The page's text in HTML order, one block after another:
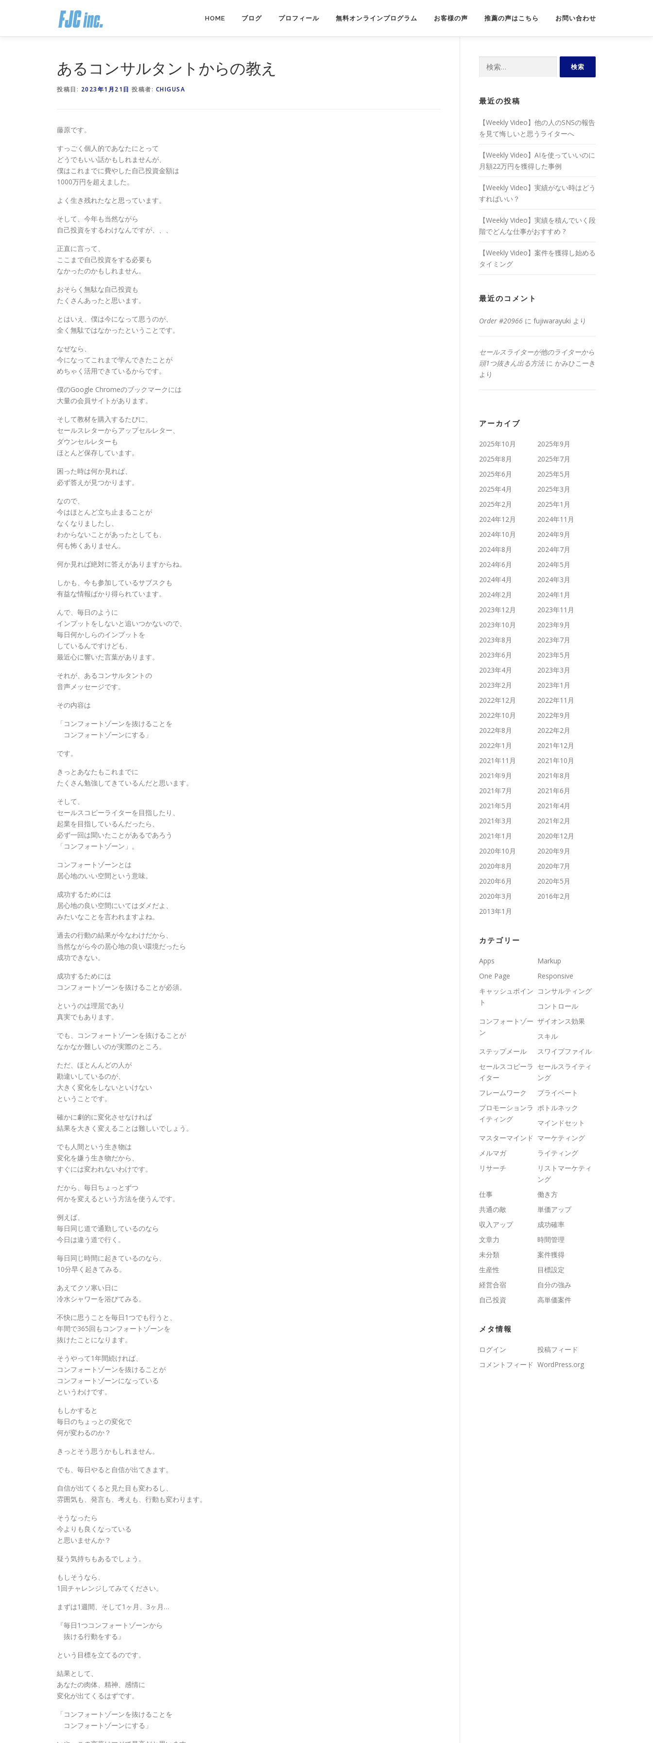
ン
HOME ブログ プロフィール 無料オンラインプログラム お客様の声 推薦の声はこちら お問い合わせ
あるコンサルタントからの教え
投稿日: 2023年1月21日 投稿者: CHIGUSA
藤原です。
すっごく個人的であなたにとって
どうでもいい話かもしれませんが、
僕はこれまでに費やした自己投資金額は
1000万円を超えました。
よく生き残れたなと思っています。
そして、今年も当然ながら
自己投資をするわけなんですが、、、
正直に言って、
ここまで自己投資をする必要も
なかったのかもしれません。
おそらく無駄な自己投資も
たくさんあったと思います。
とはいえ、僕は今になって思うのが、
全く無駄ではなかったということです。
なぜなら、
今になってこれまで学んできたことが
めちゃく活用できているからです。
僕のGoogle Chromeのブックマークには
大量の会員サイトがあります。
そして教材を購入するたびに、
セールスレターからアップセルレター、
ダウンセルレターも
ほとんど保存しています。
困った時は何か見れば、
必ず答えが見つかります。
なので、
今はほとんど立ち止まることが
なくなりましたし、
わからないことがあったとしても、
何も怖くありません。
何か見れば絶対に答えがありますからね。
しかも、今も参加しているサブスクも
有益な情報ばかり得られています。
んで、毎日のように
インプットをしないと追いつかないので、
毎日何かしらのインプットを
しているんですけども、
最近心に響いた言葉があります。
それが、あるコンサルタントの
音声メッセージです。
その内容は
「コンフォートゾーンを抜けることを
コンフォートゾーンにする」
です。
きっとあなたもこれまでに
たくさん勉強してきているんだと思います。
そして、
セールスコピーライターを目指したり、
起業を目指しているんだったら、
必ず一回は聞いたことがあるであろう
「コンフォートゾーン」。
コンフォートゾーンとは
居心地のいい空間という意味。
成功するためには
居心地の良い空間にいてはダメだよ、
みたいなことを言われますよね。
過去の行動の結果が今なわけだから、
当然ながら今の居心地の良い環境だったら
成功できない。
成功するためには
コンフォートゾーンを抜けることが必須。
というのは理屈であり
真実でもあります。
でも、コンフォートゾーンを抜けることが
なかなか難しいのが実際のところ。
ただ、ほとんんどの人が
勘違いしているのが、
大きく変化をしないといけない
ということです。
確かに劇的に変化させなければ
結果を大きく変えることは難しいでしょう。
でも人間という生き物は
変化を嫌う生き物だから、
すぐには変われないわけです。
だから、毎日ちょっとずつ
何かを変えるという方法を使うんです。
例えば、
毎日同じ道で通勤しているのなら
今日は違う道で行く。
毎日同じ時間に起きているのなら、
10分早く起きてみる。
あえてクソ寒い日に
冷水シャワーを浴びてみる。
不快に思うことを毎日1つでも行うと、
年間で365回もコンフォートゾーンを
抜けたことになります。
そうやって1年間続ければ、
コンフォートゾーンを抜けることが
コンフォートゾーンになっている
というわけです。
もしかすると
毎日のちょっとの変化で
何が変わるのか？
きっとそう思うかもしれません。
でも、毎日やると自信が出てきます。
自信が出てくると見た目も変わるし、
雰囲気も、発言も、考えも、行動も変わります。
そうなったら
今よりも良くなっている
と思いませんか？
疑う気持ちもあるでしょう。
もしそうなら、
1回チャレンジしてみてください。
まずは1週間、そして1ヶ月、3ヶ月…
『毎日1つコンフォートゾーンから
抜ける行動をする』
という目標を立てるのです。
結果として、
あなたの肉体、精神、感情に
変化が出てくるはずです。
「コンフォートゾーンを抜けることを
コンフォートゾーンにする」
最近の投稿
【Weekly Video】他の人のSNSの報告
を見て悔しいと思うライターへ
【Weekly Video】AIを使っていいのに
月額22万円を獲得した事例
【Weekly Video】実績がない時はどう
すればいい？
【Weekly Video】実績を積んでいく段
階でどんな仕事がおすすめ ?
【Weekly Video】案件を獲得し始める
タイミング
最近のコメント
Order #20966 に fujiwarayuki より
セールスライターが他のライターから
頭1つ抜きん出る方法に かみひこーき
より
アーカイブ
2025年10月
2025年9月
2025年8月
2025年7月
2025年6月
2025年5月
2025年4月
2025年3月
2025年2月
2025年1月
2024年12月
2024年11月
2024年10月
2024年9月
2024年8月
2024年7月
2024年6月
2024年5月
2024年4月
2024年3月
2024年2月
2024年1月
2023年12月
2023年11月
2023年10月
2023年9月
2023年8月
2023年7月
2023年6月
2023年5月
2023年4月
2023年3月
2023年2月
2023年1月
2022年12月
2022年11月
2022年10月
2022年9月
2022年8月
2022年2月
2022年1月
2021年12月
2021年11月
2021年10月
2021年9月
2021年8月
2021年7月
2021年6月
2021年5月
2021年4月
2021年3月
2021年2月
2021年1月
2020年12月
2020年10月
2020年9月
2020年8月
2020年7月
2020年6月
2020年5月
2020年3月
2016年2月
2013年1月
カテゴリー
Apps
Markup
One Page
Responsive
キャッシュポイン
ト
コンサルティング
コントロール
コンフォートゾー
ン
ザイオンス効果
スキル
ステップメール
スワイプファイル
セールスコピーラ
イター
セールスライティ
ング
フレームワーク
プライベート
プロモーションラ
イティング
ボトルネック
マインドセット
マスターマインド マーケティング
メルマガ
ライティング
リサーチ
リストマーケティ
ング
仕事
働き方
共通の敵
単価アップ
収入アップ
成功確率
文章力
時間管理
未分類
案件獲得
生産性
目標設定
経営合宿
自分の強み
自己投資
高単価案件
メタ情報
ログイン
投稿フィード
コメントフィード WordPress.org